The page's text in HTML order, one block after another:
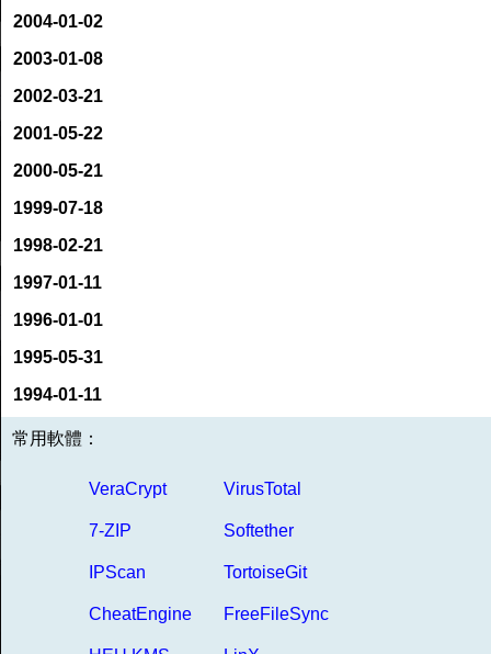
2004-01-02
2003-01-08
2002-03-21
2001-05-22
2000-05-21
1999-07-18
1998-02-21
1997-01-11
1996-01-01
1995-05-31
1994-01-11
常用軟體：
VeraCrypt VirusTotal
7-ZIP Softether
IPScan TortoiseGit
CheatEngine FreeFileSync